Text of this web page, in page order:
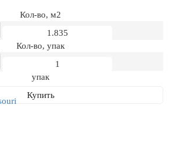
Кол-во, м2
Кол-во, упак
упак
Купить